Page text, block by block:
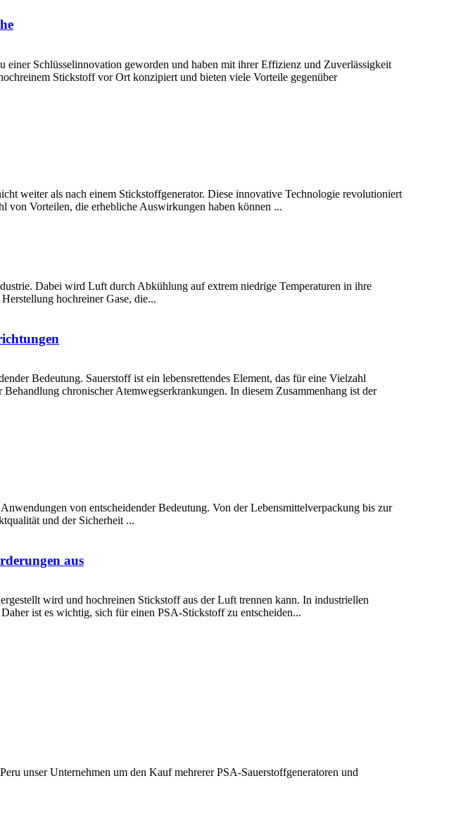
Schlüsselinnovation geworden und haben mit ihrer Effizienz und Zuverlässigkeit
Stickstoff vor Ort konzipiert und bieten viele Vorteile gegenüber
weiter als nach einem Stickstoffgenerator. Diese innovative Technologie revolutioniert
von Vorteilen, die erhebliche Auswirkungen haben können ...
Dabei wird Luft durch Abkühlung auf extrem niedrige Temperaturen in ihre
hochreiner Gase, die...
Bedeutung. Sauerstoff ist ein lebensrettendes Element, das für eine Vielzahl
chronischer Atemwegserkrankungen. In diesem Zusammenhang ist der
von entscheidender Bedeutung. Von der Lebensmittelverpackung bis zur
und der Sicherheit ...
aus
wird und hochreinen Stickstoff aus der Luft trennen kann. In industriellen
ist es wichtig, sich für einen PSA-Stickstoff zu entscheiden...
unser Unternehmen um den Kauf mehrerer PSA-Sauerstoffgeneratoren und